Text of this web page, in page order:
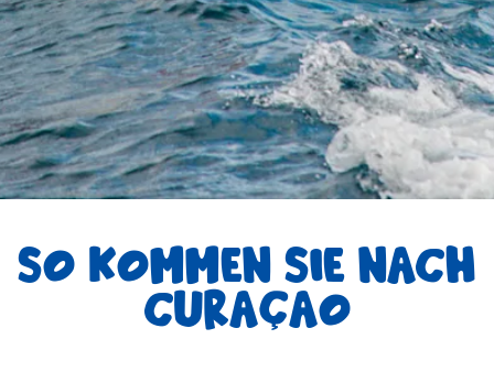
Nachtleben
und
Unterhaltung
Natur
und
Parks
Sehenswürdigkeiten
und
Spa
und
SO KOMMEN SIE NACH
CURAÇAO